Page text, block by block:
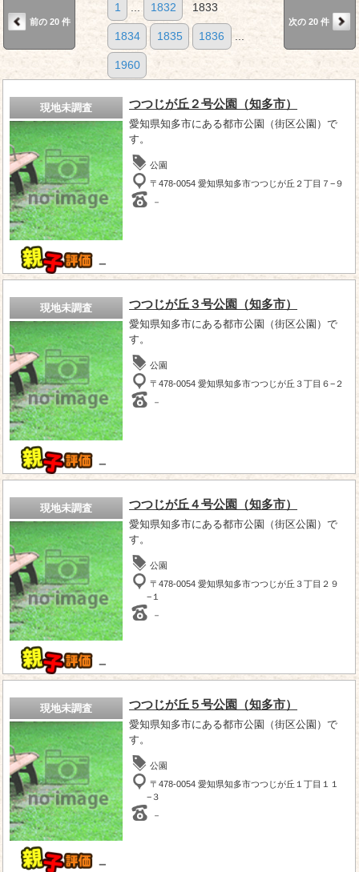
前の 20 件
1 ... 1832 1833
1834 1835 1836 ...
1960
次の 20 件
現地未調査
－
つつじが丘２号公園（知多市）
愛知県知多市にある都市公園（街区公園）で
す。
公園
〒478-0054 愛知県知多市つつじが丘２丁目７−９
－
現地未調査
－
つつじが丘３号公園（知多市）
愛知県知多市にある都市公園（街区公園）で
す。
公園
〒478-0054 愛知県知多市つつじが丘３丁目６−２
－
現地未調査
－
つつじが丘４号公園（知多市）
愛知県知多市にある都市公園（街区公園）で
す。
公園
〒478-0054 愛知県知多市つつじが丘３丁目２９
−１
－
現地未調査
－
つつじが丘５号公園（知多市）
愛知県知多市にある都市公園（街区公園）で
す。
公園
〒478-0054 愛知県知多市つつじが丘１丁目１１
−３
－